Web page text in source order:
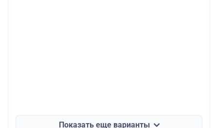
Показать еще варианты